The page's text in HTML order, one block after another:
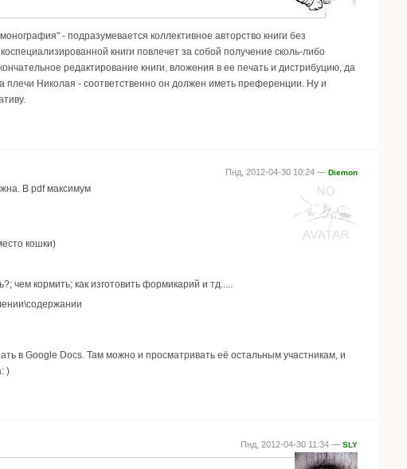
- подразумевается коллективное авторство книги без
книги повлечет за собой получение сколь-либо
редактирование книги, вложения в ее печать и дистрибуцию, да
плечи Николая - соответственно он должен иметь преференции. Ну и
Пнд, 2012-04-30 10:24 — Diemon
В pdf максимум
кошки)
чем кормить; как изготовить формикарий и тд.....
в Google Docs. Там можно и просматривать её остальным участникам, и
)
Пнд, 2012-04-30 11:34 — SLY